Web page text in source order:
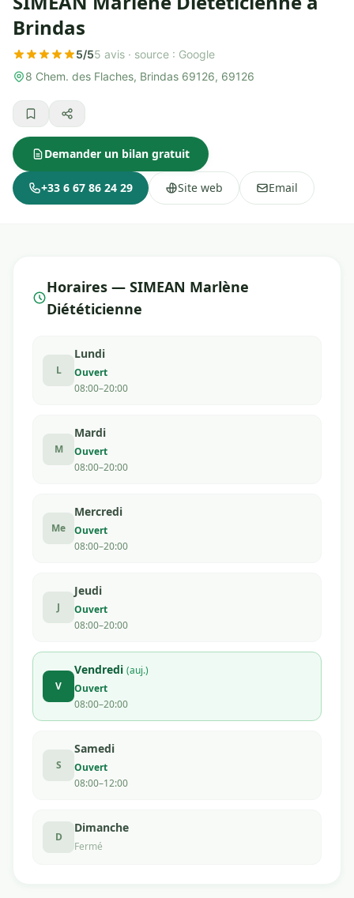
Brindas
5/55 avis · source : Google
8 Chem. des Flaches, Brindas 69126, 69126
Demander un bilan gratuit
+33 6 67 86 24 29 Site web Email
Horaires — SIMEAN Marlène
Diététicienne
L
Lundi
Ouvert
08:00–20:00
M
Mardi
Ouvert
08:00–20:00
Me
Mercredi
Ouvert
08:00–20:00
J
Jeudi
Ouvert
08:00–20:00
V
Vendredi (auj.)
Ouvert
08:00–20:00
S
Samedi
Ouvert
08:00–12:00
D
Dimanche
Fermé